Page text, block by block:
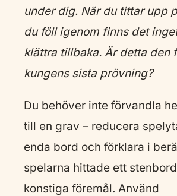
under dig. När du tittar upp
du föll igenom finns det
klättra tillbaka. Är detta den
kungens sista prövning?
Du behöver inte förvandla
till en grav – reducera
enda bord och förklara i
spelarna hittade ett
konstiga föremål. Använd